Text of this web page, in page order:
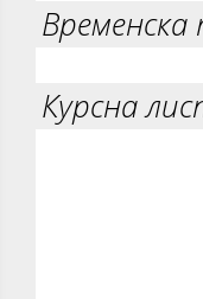
Временска
Курсна